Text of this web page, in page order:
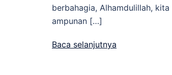
berbahagia, Alhamdulillah,
ampunan […]
Baca selanjutnya